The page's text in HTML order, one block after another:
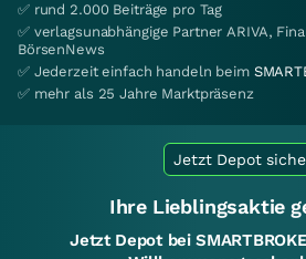
✅ rund 2.000 Beiträge pro Tag
✅ verlagsunabhängige Partner ARIVA,
BörsenNews
✅ Jederzeit einfach handeln beim
✅ mehr als 25 Jahre Marktpräsenz
Jetzt Depot
Ihre Lieblingsaktie
Jetzt Depot bei